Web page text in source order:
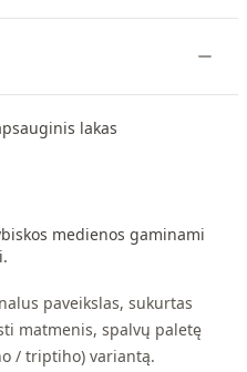
lakas
medienos gaminami
paveikslas, sukurtas
matmenis, spalvų paletę
/ triptiho) variantą.